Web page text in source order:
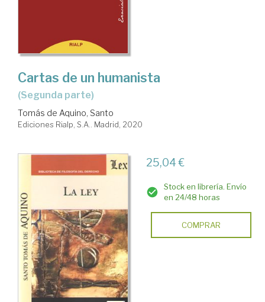
Cartas de un humanista
(Segunda parte)
Tomás de Aquino, Santo
Ediciones Rialp, S.A.. Madrid, 2020
25,04 €
Stock en librería. Envío
en 24/48 horas
COMPRAR